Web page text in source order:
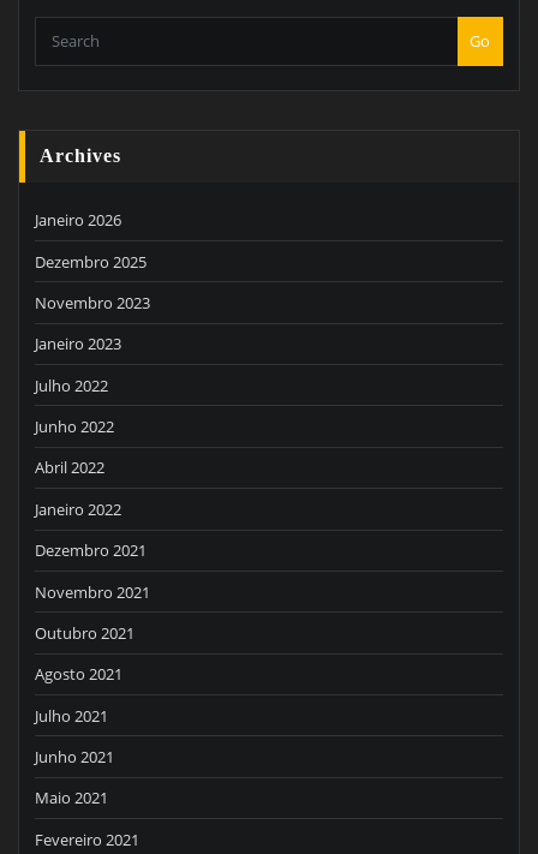
Go
Archives
Janeiro 2026
Dezembro 2025
Novembro 2023
Janeiro 2023
Julho 2022
Junho 2022
Abril 2022
Janeiro 2022
Dezembro 2021
Novembro 2021
Outubro 2021
Agosto 2021
Julho 2021
Junho 2021
Maio 2021
Fevereiro 2021